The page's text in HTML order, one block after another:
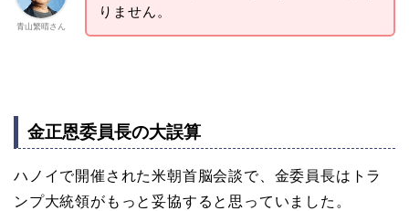
青山繁晴さん
りません。
金正恩委員長の大誤算
ハノイで開催された米朝首脳会談で、金委員長はトラ
ンプ大統領がもっと妥協すると思っていました。